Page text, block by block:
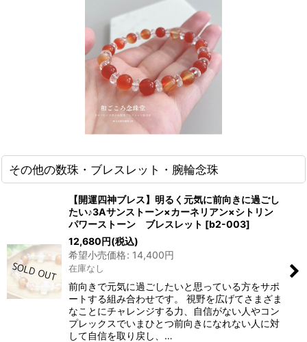
その他の数珠・ブレスレット・腕輪念珠
【開運四神ブレス】明るく元気に前向きに過ごし
たい♪3Aサンストーン×カーネリアン×シトリン
パワーストーン ブレスレット [b2-003]
12,680円(税込)
希望小売価格: 14,400円
在庫なし
前向きで元気に過ごしたいと思っている方をサポ
ートする組み合わせです。 視野を広げてさまざま
なことにチャレンジする力、自信がない人やコン
プレックスでいまひとつ前向きになれない人に対
して自信を取り戻し、…